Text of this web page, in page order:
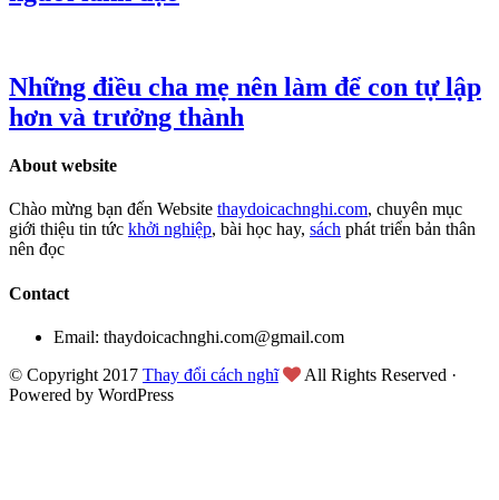
Những điều cha mẹ nên làm để con tự lập
hơn và trưởng thành
About website
Chào mừng bạn đến Website thaydoicachnghi.com, chuyên mục
giới thiệu tin tức khởi nghiệp, bài học hay, sách phát triển bản thân
nên đọc
Contact
Email: thaydoicachnghi.com@gmail.com
© Copyright 2017 Thay đổi cách nghĩ
All Rights Reserved ·
Powered by WordPress